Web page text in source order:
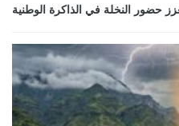
حضور النخلة في الذاكرة الوطنية